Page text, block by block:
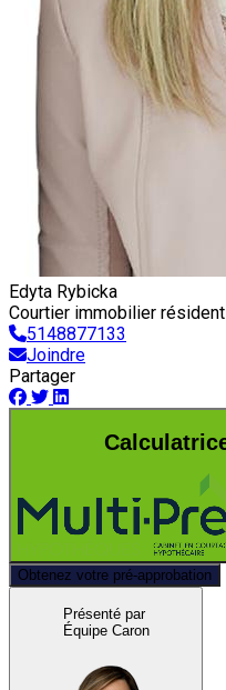
Edyta Rybicka
Courtier immobilier
5148877133
Joindre
Partager
Obtenez votre pré-approbation
Présenté par
Équipe Caron